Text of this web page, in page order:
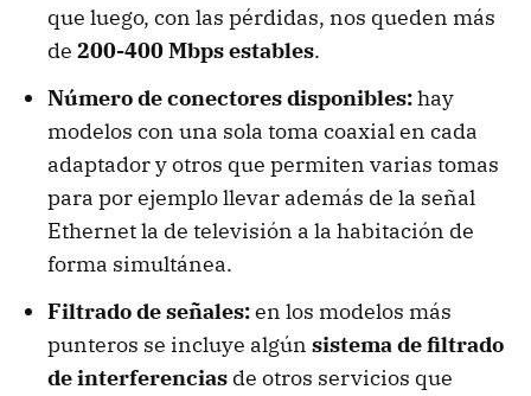
que luego, con las pérdidas, nos queden más
de 200-400 Mbps estables.
Número de conectores disponibles:hay
modelos con una sola toma coaxial en cada
adaptador y otros que permiten varias tomas
para por ejemplo llevar además de la señal
Ethernet la de televisión a la habitación de
forma simultánea.
Filtrado de señales:en los modelos más
punteros se incluye algún sistema de filtrado
de interferencias de otros servicios que